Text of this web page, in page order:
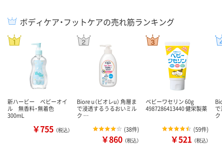
ボディケア・フットケアの売れ筋ランキング
新ハービー ベビーオイ
ル 無香料・無着色
300mL
￥755 （税込）
Biore u（ビオレu） 角層ま
で浸透するうるおいミル
ク …
(38件)
￥860 （税込）
ベビーワセリン 60g
4987286413440 健栄製薬
(59件)
￥521 （税込）